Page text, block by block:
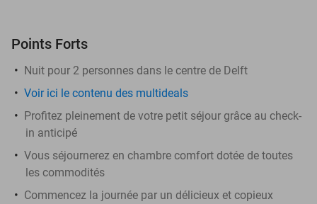
Points Forts
Nuit pour 2 personnes dans le centre de Delft
Voir ici le contenu des multideals
Profitez pleinement de votre petit séjour grâce au check-
in anticipé
Vous séjournerez en chambre comfort dotée de toutes
les commodités
Commencez la journée par un délicieux et copieux